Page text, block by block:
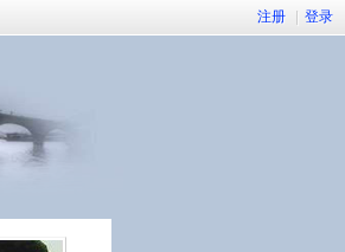
注册 登录